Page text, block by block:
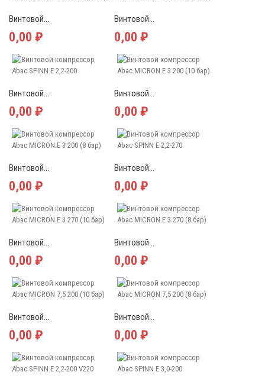
Винтовой...
0,00 ₽
Винтовой...
0,00 ₽
Винтовой...
0,00 ₽
Винтовой...
0,00 ₽
Винтовой...
0,00 ₽
Винтовой...
0,00 ₽
Винтовой...
0,00 ₽
Винтовой...
0,00 ₽
Винтовой...
0,00 ₽
Винтовой...
0,00 ₽